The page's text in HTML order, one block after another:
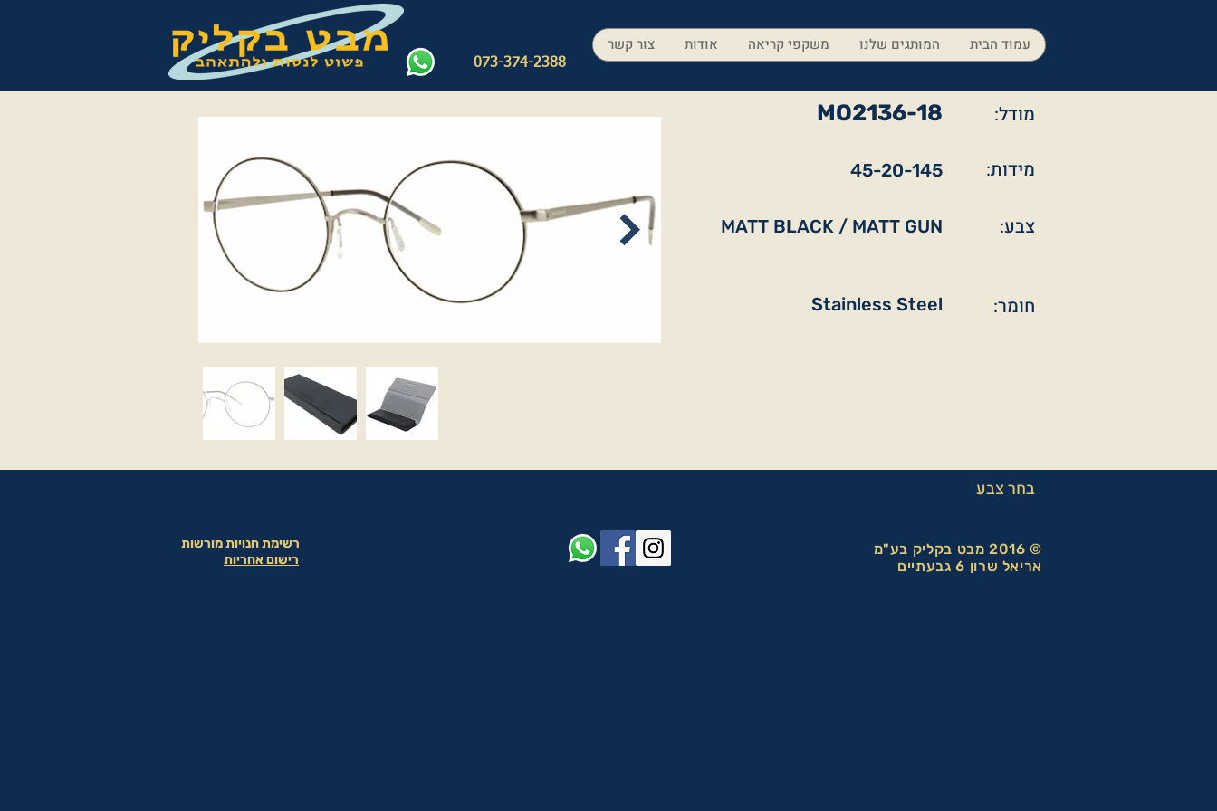
073-374-2388
עמוד הבית המותגים שלנו משקפי קריאה אודות צור קשר
MO2136-18 מודל:
45-20-145 מידות:
MATT BLACK / MATT GUN צבע:
Stainless Steel חומר:
בחר צבע
רשימת חנויות מורשות
רישום אחריות
© 2016 מבט בקליק בע"מ
אריאל שרון 6 גבעתיים